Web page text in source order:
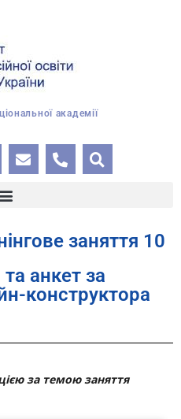
академії
заняття 10
анкет за
конструктора
за темою заняття